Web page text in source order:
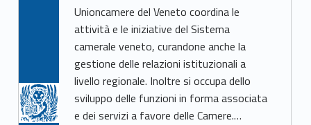
Unioncamere del Veneto coordina le
attività e le iniziative del Sistema
camerale veneto, curandone anche la
gestione delle relazioni istituzionali a
livello regionale. Inoltre si occupa dello
sviluppo delle funzioni in forma associata
e dei servizi a favore delle Camere.…